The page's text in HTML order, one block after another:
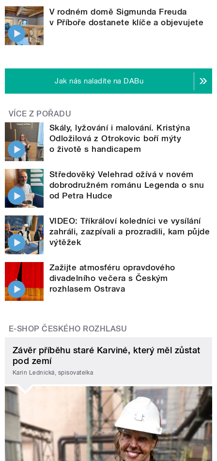
V rodném domě Sigmunda Freuda
v Příboře dostanete klíče a objevujete
Jak nás naladíte na DABu
VÍCE Z POŘADU
Skály, lyžování i malování. Kristýna
Odložilová z Otrokovic boří mýty
o životě s handicapem
Středověký Velehrad ožívá v novém
dobrodružném románu Legenda o snu
od Petra Hudce
VIDEO: Tříkráloví koledníci ve vysílání
zahráli, zazpívali a prozradili, kam půjde
výtěžek
Zažijte atmosféru opravdového
divadelního večera s Českým
rozhlasem Ostrava
E-SHOP ČESKÉHO ROZHLASU
Závěr příběhu staré Karviné, který měl zůstat
pod zemí
Karin Lednická, spisovatelka